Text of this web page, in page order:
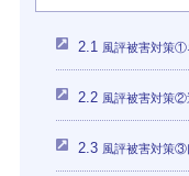
2.1 風評被害対策①
2.2 風評被害対策②
2.3 風評被害対策③